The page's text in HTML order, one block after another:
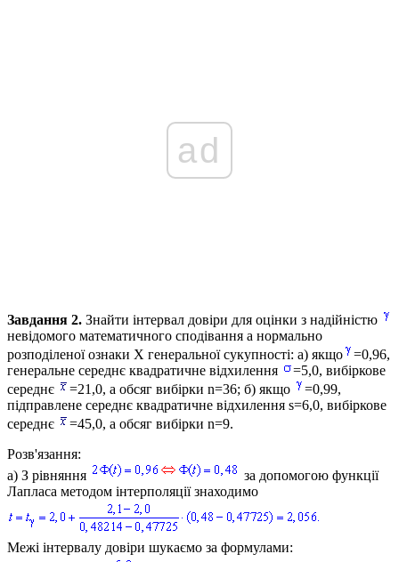
ad
Завдання 2. Знайти інтервал довіри для оцінки з надійністю
невідомого математичного сподівання а нормально
розподіленої ознаки Х генеральної сукупності: а) якщо
=0,96,
генеральне середнє квадратичне відхилення
=5,0, вибіркове
середнє
=21,0, а обсяг вибірки n=36; б) якщо
=0,99,
підправлене середнє квадратичне відхилення s=6,0, вибіркове
середнє
=45,0, а обсяг вибірки n=9.
Розв'язання:
а) З рівняння
за допомогою функції
Лапласа методом інтерполяції знаходимо
Межі інтервалу довіри шукаємо за формулами: